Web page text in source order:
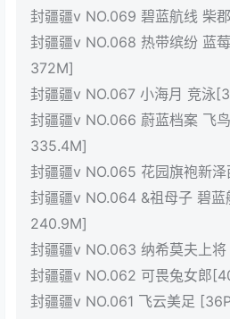
封疆疆v NO.069 碧蓝航线 柴
封疆疆v NO.068 热带缤纷 蓝
372M]
封疆疆v NO.067 小海月 竞泳
封疆疆v NO.066 蔚蓝档案 飞
335.4M]
封疆疆v NO.065 花园旗袍新
封疆疆v NO.064 &祖母子 碧
240.9M]
封疆疆v NO.063 纳希莫夫上
封疆疆v NO.062 可畏兔女郎
封疆疆v NO.061 飞云美足